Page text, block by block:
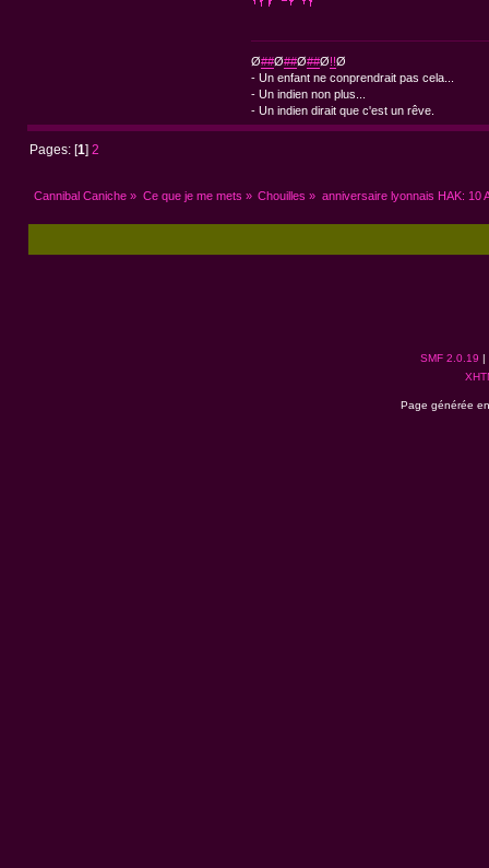
Ø##Ø##Ø##Ø!!Ø
- Un enfant ne conprendrait pas cela...
- Un indien non plus...
- Un indien dirait que c'est un rêve.
Pages: [1]2
Cannibal Caniche » Ce que je me mets » Chouilles » anniversaire lyonnais HAK: 10
SMF 2.0.19 |
Page générée